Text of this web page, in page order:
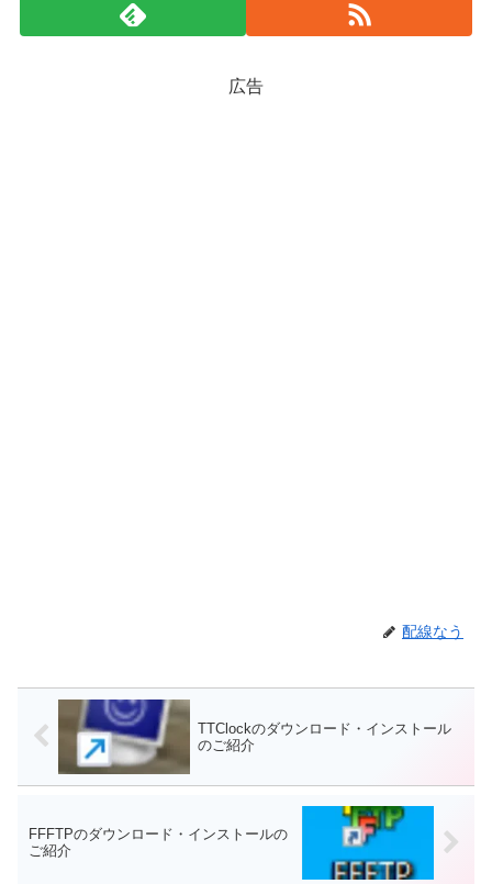
広告
配線なう
TTClockのダウンロード・インストール
のご紹介
FFFTPのダウンロード・インストールの
ご紹介